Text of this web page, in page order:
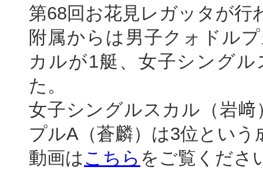
第68回お花見レガッタが行
附属からは男子クォドル
カルが1艇、女子シング
た。
女子シングルスカル（岩
プルA（蒼麟）は3位とい
動画は こちら をご覧くださ